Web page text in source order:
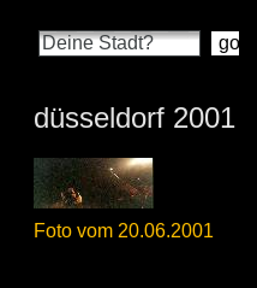
düsseldorf 2001
Foto vom 20.06.2001